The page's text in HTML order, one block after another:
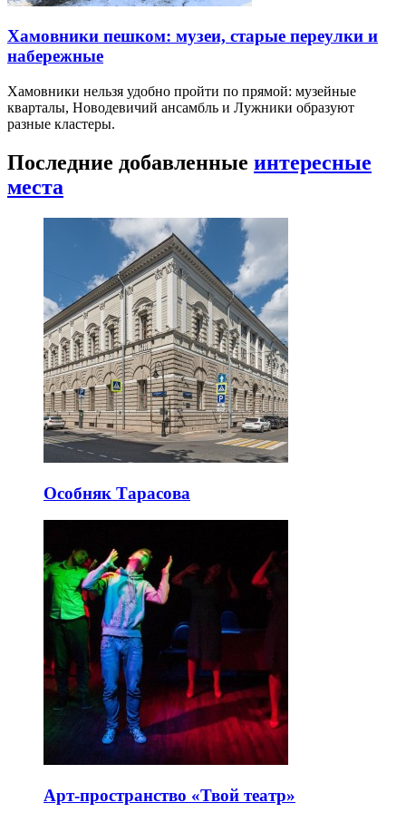
Хамовники пешком: музеи, старые переулки и
набережные
Хамовники нельзя удобно пройти по прямой: музейные
кварталы, Новодевичий ансамбль и Лужники образуют
разные кластеры.
Последние добавленные интересные
места
Особняк Тарасова
Арт-пространство «Твой театр»